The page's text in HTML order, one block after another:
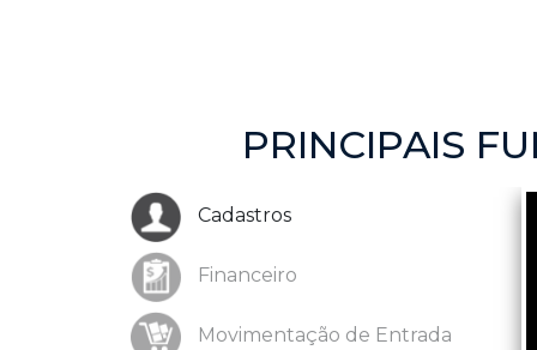
PRINCIPAIS
Cadastros
Financeiro
Movimentação de Entrada